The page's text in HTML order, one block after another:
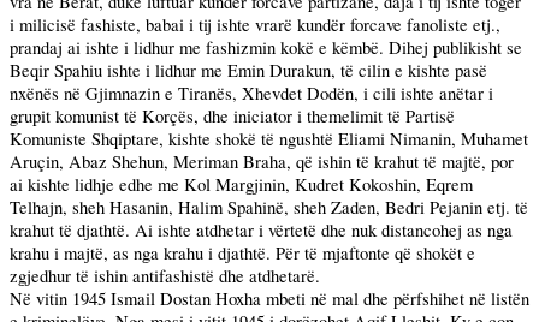
i milicisë fashiste, babai i tij ishte vrarë kundër forcave fanoliste etj.,
prandaj ai ishte i lidhur me fashizmin kokë e këmbë. Dihej publikisht se
Beqir Spahiu ishte i lidhur me Emin Durakun, të cilin e kishte pasë
nxënës në Gjimnazin e Tiranës, Xhevdet Dodën, i cili ishte anëtar i
grupit komunist të Korçës, dhe iniciator i themelimit të Partisë
Komuniste Shqiptare, kishte shokë të ngushtë Eliami Nimanin, Muhamet
Aruçin, Abaz Shehun, Meriman Braha, që ishin të krahut të majtë, por
ai kishte lidhje edhe me Kol Margjinin, Kudret Kokoshin, Eqrem
Telhajn, sheh Hasanin, Halim Spahinë, sheh Zaden, Bedri Pejanin etj. të
krahut të djathtë. Ai ishte atdhetar i vërtetë dhe nuk distancohej as nga
krahu i majtë, as nga krahu i djathtë. Për të mjaftonte që shokët e
zgjedhur të ishin antifashistë dhe atdhetarë.
Në vitin 1945 Ismail Dostan Hoxha mbeti në mal dhe përfshihet në listën